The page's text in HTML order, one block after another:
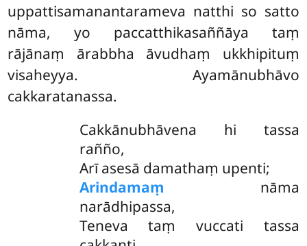
uppattisamanantarameva natthi so satto
nāma, yo paccatthikasaññāya taṃ
rājānaṃ ārabbha āvudhaṃ ukkhipituṃ
visaheyya. Ayamānubhāvo
cakkaratanassa.
Cakkānubhāvena hi tassa
rañño,
Arī asesā damathaṃ upenti;
Arindamaṃ nāma
narādhipassa,
Teneva taṃ vuccati tassa